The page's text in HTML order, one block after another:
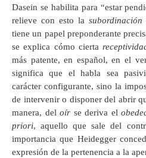
Dasein se habilita para “estar
relieve con esto la subordinación
tiene un papel preponderante
se explica cómo cierta
más patente, en español, en el
significa que el habla sea
carácter configurante, sino la
de intervenir o disponer del abrir
manera, del oír se deriva el
priori, aquello que sale del
importancia que Heidegger
expresión de la pertenencia a la